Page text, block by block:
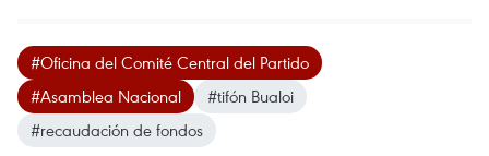
#Oficina del Comité Central del Partido
#Asamblea Nacional
#tifón Bualoi
#recaudación de fondos